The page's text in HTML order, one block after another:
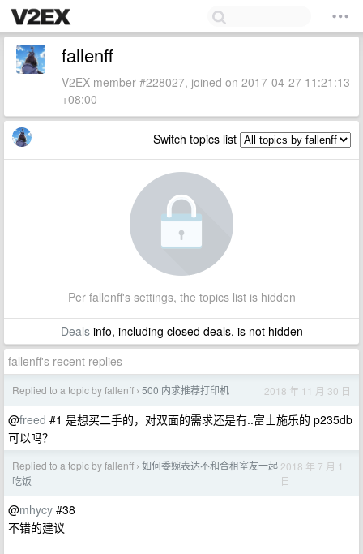
fallenff
V2EX member #228027, joined on 2017-04-27 11:21:13
+08:00
Switch topics list
Per fallenff's settings, the topics list is hidden
Dealsinfo, including closed deals, is not hidden
fallenff's recent replies
Replied to a topic by fallenff › 500 内求推荐打印机 2018 年 11 月 30 日
@freed #1 是想买二手的，对双面的需求还是有..富士施乐的 p235db
可以吗？
Replied to a topic by fallenff › 如何委婉表达不和合租室友一起
吃饭
2018 年 7 月 1
日
@mhycy #38
不错的建议